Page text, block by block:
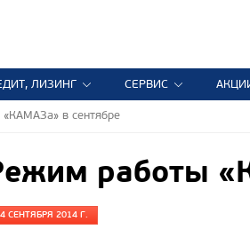
ЛИЗИНГ СЕРВИС
в сентябре
работы
СЕНТЯБРЯ 2014 Г.